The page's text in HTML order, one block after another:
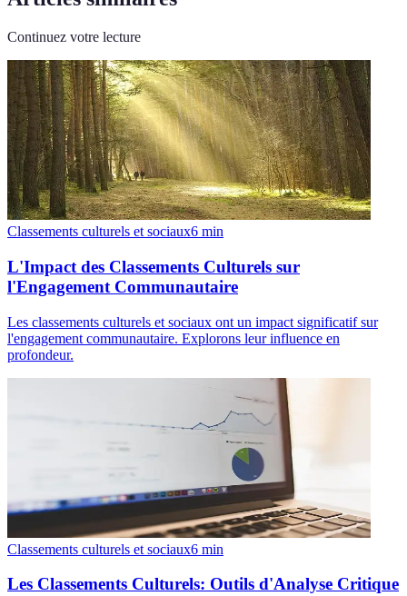
Continuez votre lecture
Classements culturels et sociaux6 min
L'Impact des Classements Culturels sur
l'Engagement Communautaire
Les classements culturels et sociaux ont un impact significatif sur
l'engagement communautaire. Explorons leur influence en
profondeur.
Classements culturels et sociaux6 min
Les Classements Culturels: Outils d'Analyse Critique